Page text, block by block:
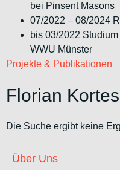
bei Pinsent Masons
07/2022 – 08/2024
bis 03/2022
WWU Münster
Projekte & Publikationen
Florian
Die Suche ergibt keine
Über Uns